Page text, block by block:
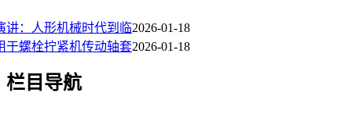
讲：人形机械时代到临2026-01-18
于螺栓拧紧机传动轴套2026-01-18
栏目导航